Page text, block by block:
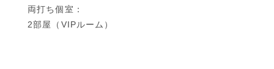
両打ち個室：
2部屋（VIPルーム）